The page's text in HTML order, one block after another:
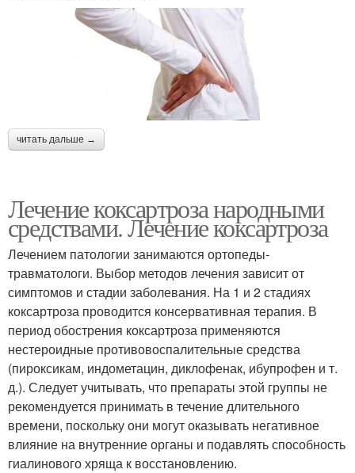
читать дальше →
Лечение коксартроза народными
средствами. Лечение коксартроза
Лечением патологии занимаются ортопеды-
травматологи. Выбор методов лечения зависит от
симптомов и стадии заболевания. На 1 и 2 стадиях
коксартроза проводится консервативная терапия. В
период обострения коксартроза применяются
нестероидные противовоспалительные средства
(пироксикам, индометацин, диклофенак, ибупрофен и т.
д.). Следует учитывать, что препараты этой группы не
рекомендуется принимать в течение длительного
времени, поскольку они могут оказывать негативное
влияние на внутренние органы и подавлять способность
гиалинового хряща к восстановлению.